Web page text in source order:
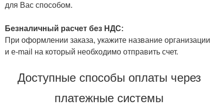
для Вас способом.
Безналичный расчет без НДС:
При оформлении заказа, укажите название организации
и e-mail на который необходимо отправить счет.
Доступные способы оплаты через
платежные системы